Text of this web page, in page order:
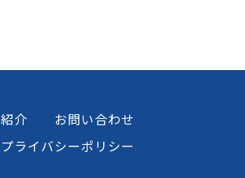
介
お問い合わせ
プライバシーポリシー